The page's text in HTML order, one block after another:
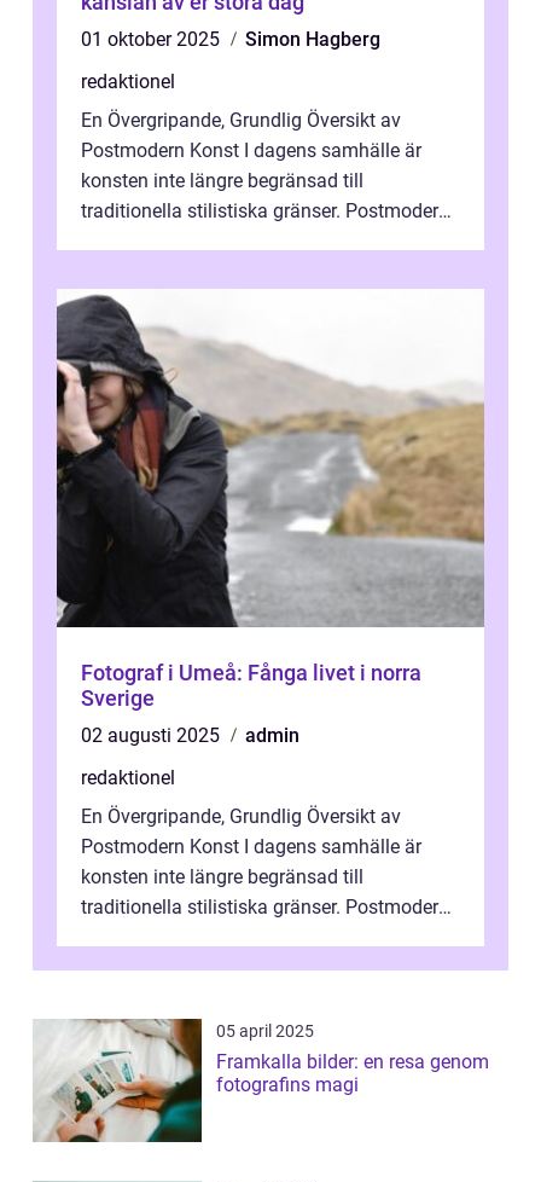
01 oktober 2025
Simon Hagberg
redaktionel
En Övergripande, Grundlig Översikt av
Postmodern Konst I dagens samhälle är
konsten inte längre begränsad till
traditionella stilistiska gränser. Postmodern
Fotograf i Umeå: Fånga livet i norra
Sverige
02 augusti 2025
admin
redaktionel
En Övergripande, Grundlig Översikt av
Postmodern Konst I dagens samhälle är
konsten inte längre begränsad till
traditionella stilistiska gränser. Postmodern
05 april 2025
Framkalla bilder: en resa genom
fotografins magi